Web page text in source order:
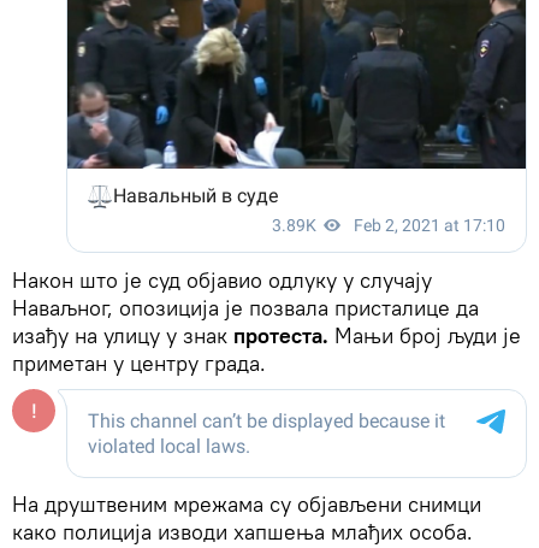
Након што је суд објавио одлуку у случају
Наваљног, опозиција је позвала присталице да
изађу на улицу у знак протеста. Мањи број људи је
приметан у центру града.
На друштвеним мрежама су објављени снимци
како полиција изводи хапшења млађих особа.